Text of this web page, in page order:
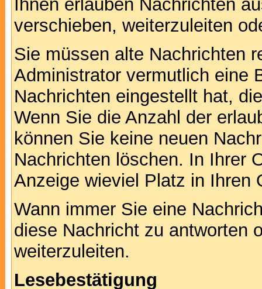
Ihnen erlauben Nachrichten
verschieben, weiterzuleiten
Sie müssen alte Nachrichten
Administrator vermutlich eine
Nachrichten eingestellt hat,
Wenn Sie die Anzahl der
können Sie keine neuen
Nachrichten löschen. In Ihrer
Anzeige wieviel Platz in Ihren
Wann immer Sie eine
diese Nachricht zu antworten
weiterzuleiten.
Lesebestätigung